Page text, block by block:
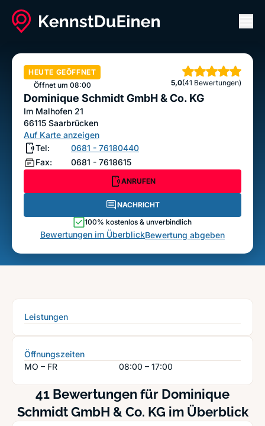
Dominique Schmidt GmbH & Co. KG
ANRUFEN NACHRICHT
Bewertung abgeben
HEUTE GEÖFFNET
Öffnet um 08:00
5,0
Sterne
(41 Bewertungen)
Dominique Schmidt GmbH & Co. KG
Im Malhofen 21
66115 Saarbrücken
Auf Karte anzeigen
Tel:
0681 - 76180440
Fax:
0681 - 7618615
ANRUFEN
NACHRICHT
100% kostenlos & unverbindlich
Bewertungen im ÜberblickBewertung abgeben
41 Bewertungen für Dominique
Schmidt GmbH & Co. KG im Überblick
Leistungen
Öffnungszeiten
MO – FR
08:00 – 17:00